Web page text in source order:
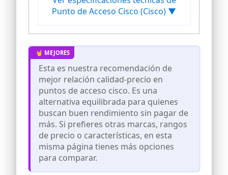
aumentar la densidad, TWT para la
BLE INTEGRADO: el Bluetooth de baja
basados en la ubicación, como la
señalización y el seguimiento de los
recursos
ECOSISTEMA: interoperabilidad con
terminales y rendimiento optimizado en
dispositivos Apple y Samsung
CONTROLADOR INALÁMBRICO
INTEGRADO: funciones de controlador
integradas en el punto de acceso para
facilitar la implementación, la
supervisión de la red y la resolución de
problemas. Compatibilidad con WebGUI
y aplicación móvil (solo modelos
Punto de Acceso Cisco (Cisco) ▼
Esta es nuestra recomendación de
mejor relación calidad-precio en
puntos de acceso cisco. Es una
alternativa equilibrada para quienes
buscan buen rendimiento sin pagar de
más. Si prefieres otras marcas, rangos
de precio o características, en esta
misma página tienes más opciones
para comparar.